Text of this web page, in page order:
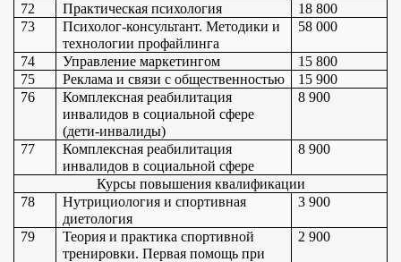
72
Практическая психология
18 800
73
Психолог-консультант. Методики и
технологии профайлинга
58 000
74 Управление маркетингом
15 800
75
Реклама и связи с общественностью
15 900
76
Комплексная реабилитация
инвалидов в социальной сфере
(дети-инвалиды)
8 900
77
Комплексная реабилитация
инвалидов в социальной сфере
8 900
Курсы повышения квалификации
78
Нутрициология и спортивная
диетология
3 900
79
Теория и практика спортивной
тренировки. Первая помощь при
2 900